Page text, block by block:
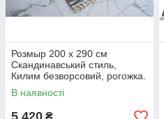
Розмыр 200 x 290 см
Скандинавський стиль,
Килим безворсовий, рогожка.
Nar Hali Natura 0078, сірий
колір
В наявності
5 420 ₴